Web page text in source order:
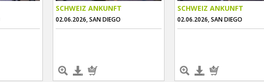
SCHWEIZ ANKUNFT
02.06.2026, SAN DIEGO
SCHWEIZ ANKUNFT
02.06.2026, SAN DIEGO